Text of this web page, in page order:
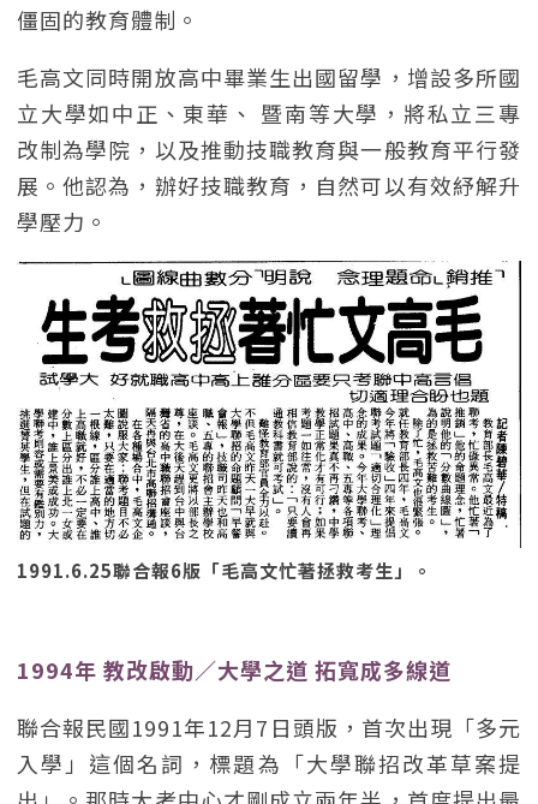
僵固的教育體制。
毛高文同時開放高中畢業生出國留學，增設多所國
立大學如中正、東華、 暨南等大學，將私立三專
改制為學院，以及推動技職教育與一般教育平行發
展。他認為，辦好技職教育，自然可以有效紓解升
學壓力。
1991.6.25聯合報6版「毛高文忙著拯救考生」。
1994年 教改啟動／大學之道 拓寬成多線道
聯合報民國1991年12月7日頭版，首次出現「多元
入學」這個名詞，標題為「大學聯招改革草案提